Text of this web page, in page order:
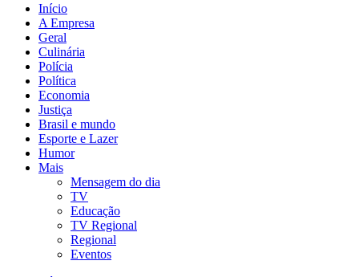
Início
A Empresa
Geral
Culinária
Polícia
Política
Economia
Justiça
Brasil e mundo
Esporte e Lazer
Humor
Mais
Mensagem do dia
TV
Educação
TV Regional
Regional
Eventos